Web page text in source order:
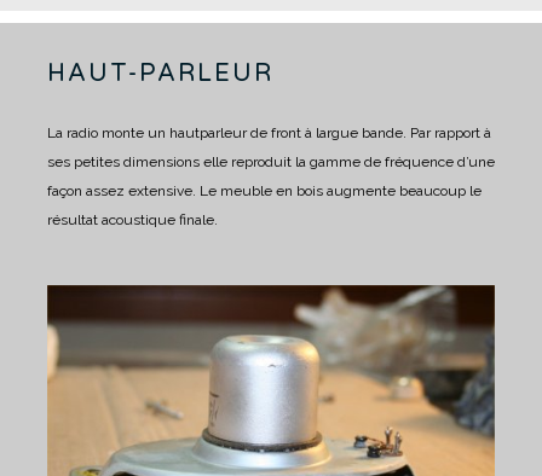
HAUT-PARLEUR
La radio monte un hautparleur de front à largue bande. Par rapport à
ses petites dimensions elle reproduit la gamme de fréquence d’une
façon assez extensive. Le meuble en bois augmente beaucoup le
résultat acoustique finale.